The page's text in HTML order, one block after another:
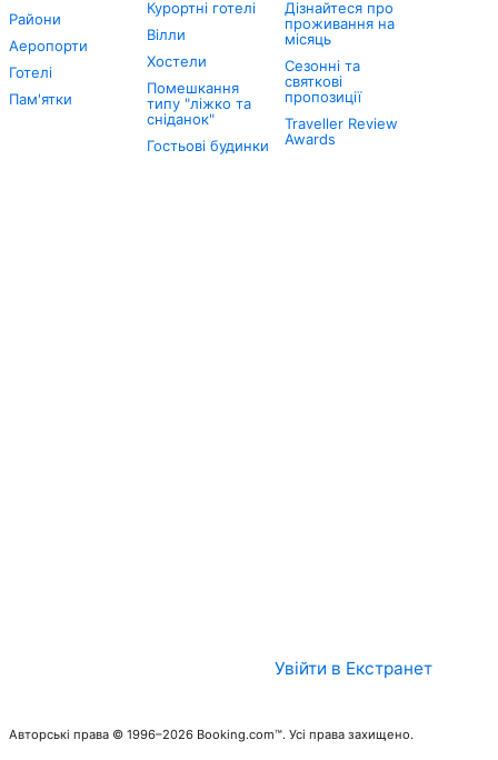
Райони
Аеропорти
Готелі
Пам'ятки
Курортні готелі
Вілли
Хостели
Помешкання
типу "ліжко та
сніданок"
Гостьові будинки
Дізнайтеся про
проживання на
місяць
Сезонні та
святкові
пропозиції
Traveller Review
Awards
Увійти в Екстранет
Авторські права © 1996–2026 Booking.com™. Усі права захищено.